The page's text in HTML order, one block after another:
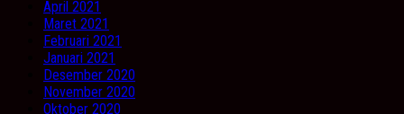
April 2021
Maret 2021
Februari 2021
Januari 2021
Desember 2020
November 2020
Oktober 2020